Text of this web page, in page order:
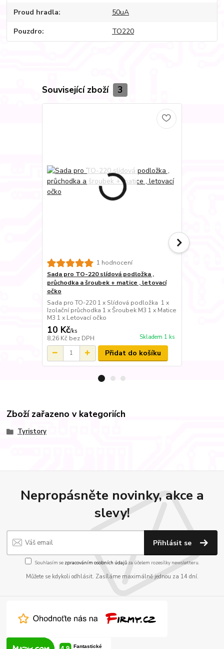
Proud hradla 50uA
Pouzdro TO220
Související zboží 3
1 hodnocení
Sada pro TO-220 slídová podložka ,
průchodka a šroubek + matice , letovací
očko
Sada pro TO-220 1 x Slídová podložka 1 x
Izolační průchodka 1 x Šroubek M3 1 x Matice
M3 1 x Letovací očko
10 Kč/ks
8,26 Kč bez DPH Skladem 1 ks
Přidat do košíku
Zboží zařazeno v kategoriích
Tyristory
Nepropásněte novinky, akce a
slevy!
Přihlásit se
Souhlasím se zpracováním osobních údajůza účelem rozesílky newsletteru.
Můžete se kdykoli odhlásit. Zasíláme maximálně jednou za 14 dní.